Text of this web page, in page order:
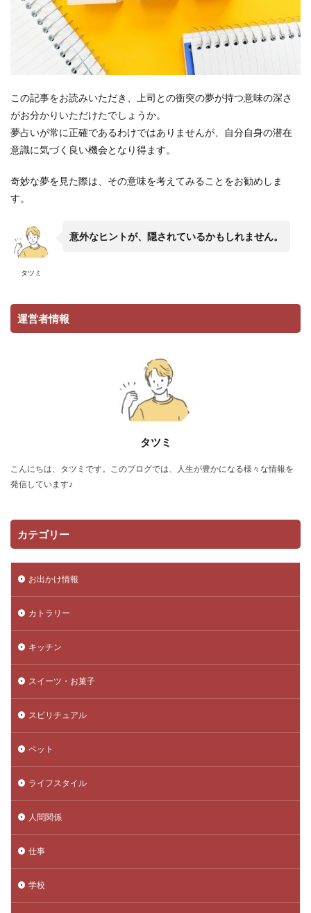
この記事をお読みいただき、上司との衝突の夢が持つ意味の深さ
がお分かりいただけたでしょうか。
夢占いが常に正確であるわけではありませんが、自分自身の潜在
意識に気づく良い機会となり得ます。
奇妙な夢を見た際は、その意味を考えてみることをお勧めしま
す。
タツミ
意外なヒントが、隠されているかもしれません。
運営者情報
タツミ
こんにちは、タツミです。このブログでは、人生が豊かになる様々な情報を
発信しています♪
カテゴリー
お出かけ情報
カトラリー
キッチン
スイーツ・お菓子
スピリチュアル
ペット
ライフスタイル
人間関係
仕事
学校